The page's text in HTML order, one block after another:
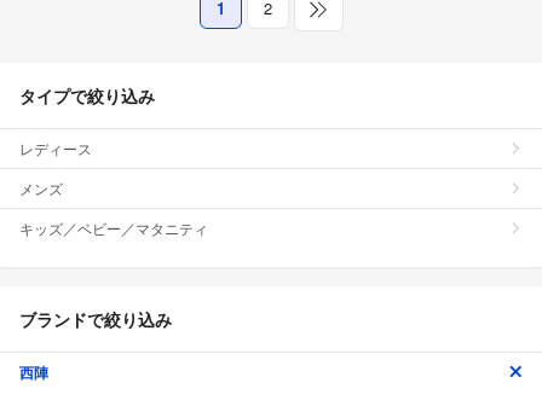
1 2
タイプで絞り込み
レディース
メンズ
キッズ／ベビー／マタニティ
ブランドで絞り込み
西陣